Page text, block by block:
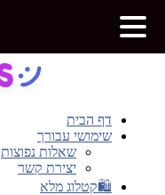
דף הבית
שימושי עבורך
שאלות נפוצות
יצירת קשר
🛍קטלוג מלא